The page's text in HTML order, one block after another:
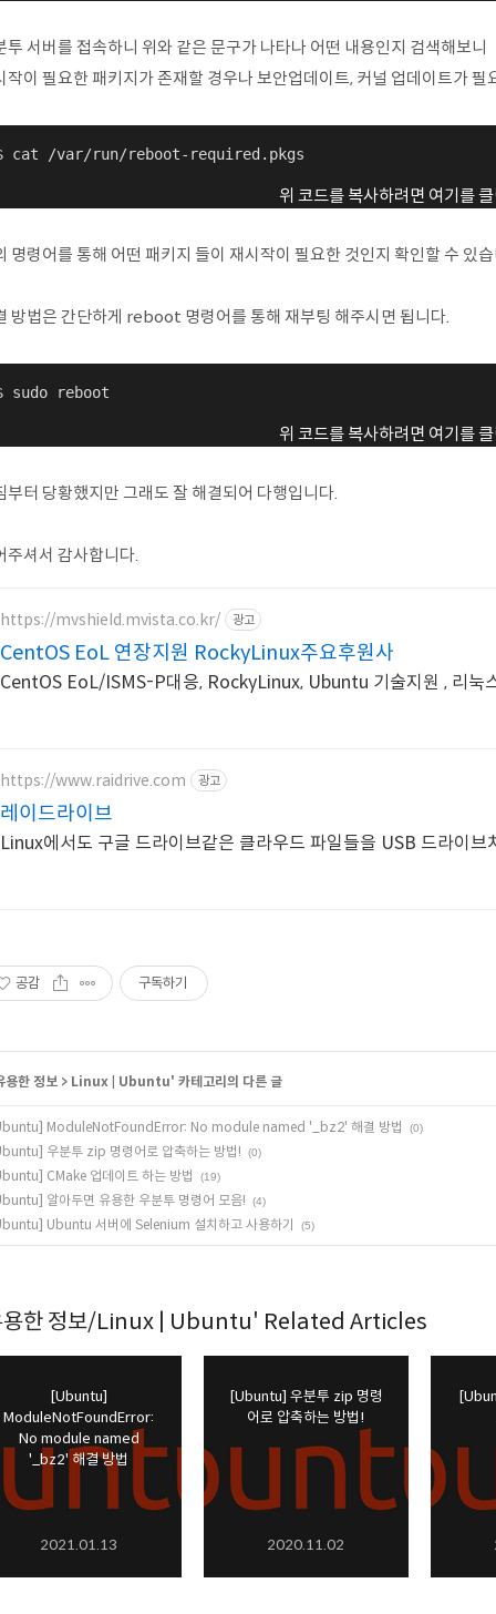
투 서버를 접속하니 위와 같은 문구가 나타나 어떤 내용인지 검색해보니
작이 필요한 패키지가 존재할 경우나 보안업데이트, 커널 업데이트가 필
cat /var/run/reboot-required.pkgs
위 코드를 복사하려면 여기를
명령어를 통해 어떤 패키지 들이 재시작이 필요한 것인지 확인할 수 있
방법은 간단하게 reboot 명령어를 통해 재부팅 해주시면 됩니다.
sudo reboot
위 코드를 복사하려면 여기를
부터 당황했지만 그래도 잘 해결되어 다행입니다.
주셔서 감사합니다.
https://mvshield.mvista.co.kr/ 광고
CentOS EoL 연장지원 RockyLinux주요후원사
CentOS EoL/ISMS-P대응, RockyLinux, Ubuntu 기술지원 , 리눅
https://www.raidrive.com 광고
레이드라이브
Linux에서도 구글 드라이브같은 클라우드 파일들을 USB 드라이브
공감 구독하기
용한 정보> Linux | Ubuntu' 카테고리의 다른 글
ModuleNotFoundError: No module named '_bz2' 해결 방법 (0)
우분투 zip 명령어로 압축하는 방법! (0)
CMake 업데이트 하는 방법 (19)
알아두면 유용한 우분투 명령어 모음! (4)
Ubuntu 서버에 Selenium 설치하고 사용하기 (5)
한 정보/Linux | Ubuntu' Related Articles
[Ubuntu]
ModuleNotFoundError:
No module named
'_bz2' 해결 방법
2021.01.13
[Ubuntu] 우분투 zip 명령
어로 압축하는 방법!
2020.11.02